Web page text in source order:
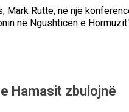
Mark Rutte, në një
në Ngushticën e
Hamasit zbulojnë